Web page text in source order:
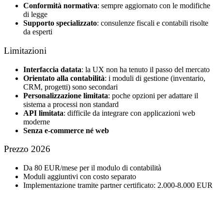
Conformità normativa: sempre aggiornato con le modifiche
di legge
Supporto specializzato: consulenze fiscali e contabili risolte
da esperti
Limitazioni
Interfaccia datata: la UX non ha tenuto il passo del mercato
Orientato alla contabilità: i moduli di gestione (inventario,
CRM, progetti) sono secondari
Personalizzazione limitata: poche opzioni per adattare il
sistema a processi non standard
API limitata: difficile da integrare con applicazioni web
moderne
Senza e-commerce né web
Prezzo 2026
Da 80 EUR/mese per il modulo di contabilità
Moduli aggiuntivi con costo separato
Implementazione tramite partner certificato: 2.000-8.000 EUR